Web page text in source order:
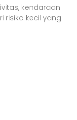
kendaraan
risiko kecil yang